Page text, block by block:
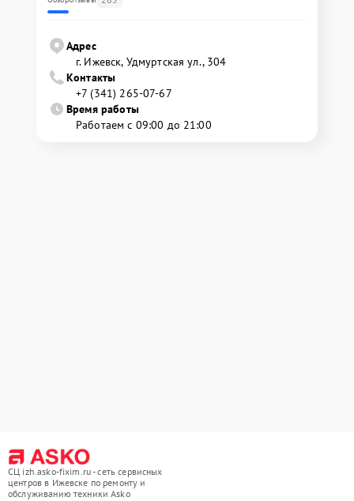
Адрес
г. Ижевск, Удмуртская ул., 304
Контакты
+7 (341) 265-07-67
Время работы
Работаем с 09:00 до 21:00
СЦ izh.asko-fixim.ru - сеть сервисных
центров в Ижевске по ремонту и
обслуживанию техники Asko